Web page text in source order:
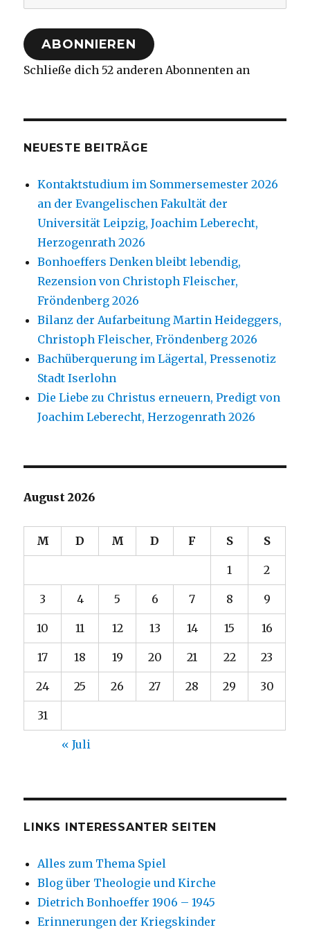
Mail-
Adresse
ABONNIEREN
Schließe dich 52 anderen Abonnenten an
NEUESTE BEITRÄGE
Kontaktstudium im Sommersemester 2026
an der Evangelischen Fakultät der
Universität Leipzig, Joachim Leberecht,
Herzogenrath 2026
Bonhoeffers Denken bleibt lebendig,
Rezension von Christoph Fleischer,
Fröndenberg 2026
Bilanz der Aufarbeitung Martin Heideggers,
Christoph Fleischer, Fröndenberg 2026
Bachüberquerung im Lägertal, Pressenotiz
Stadt Iserlohn
Die Liebe zu Christus erneuern, Predigt von
Joachim Leberecht, Herzogenrath 2026
August 2026
M D M D F S S
1 2
3 4 5 6 7 8 9
10 11 12 13 14 15 16
17 18 19 20 21 22 23
24 25 26 27 28 29 30
31
« Juli
LINKS INTERESSANTER SEITEN
Alles zum Thema Spiel
Blog über Theologie und Kirche
Dietrich Bonhoeffer 1906 – 1945
Erinnerungen der Kriegskinder